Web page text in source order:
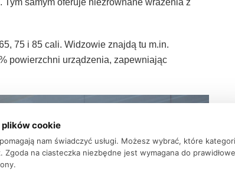
75 i 85 cali. Widzowie znajdą tu m.in.
powierzchni urządzenia, zapewniając
cookie
nam świadczyć usługi. Możesz wybrać, które
Zgoda na ciasteczka niezbędne jest wymagana do